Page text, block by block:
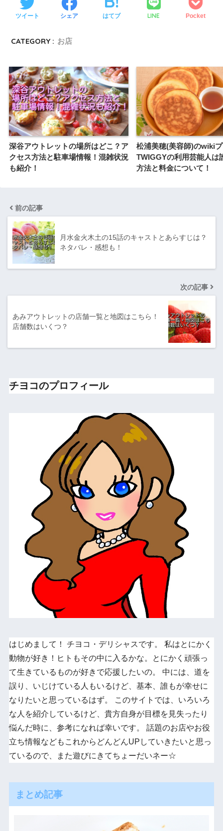
ツイート シェア はてブ LINE Pocket
CATEGORY : お店
深谷アウトレットの場所はどこ？ア
クセス方法と駐車場情報！混雑状況
も紹介！
松浦美穂(美容師)のwiki
TWIGGYの利用芸能人は
方法と料金について！
前の記事
月水金火木土の15話のキャストとあらすじは？
ネタバレ・感想も！
次の記事
あみアウトレットの店舗一覧と地図はこちら！
店舗数はいくつ？
チヨコのプロフィール
はじめまして！ チヨコ・デリシャスです。 私はとにかく
動物が好き！ヒトもその中に入るかな。とにかく頑張っ
て生きているものが好きで応援したいの。 中には、道を
誤り、いじけている人もいるけど、基本、誰もが幸せに
なりたいと思っているはず。 このサイトでは、いろいろ
な人を紹介しているけど、貴方自身が目標を見失ったり
悩んだ時に、参考になれば幸いです。 話題のお店やお役
立ち情報などもこれからどんどんUPしていきたいと思っ
ているので、また遊びにきてちょーだいネー☆
まとめ記事